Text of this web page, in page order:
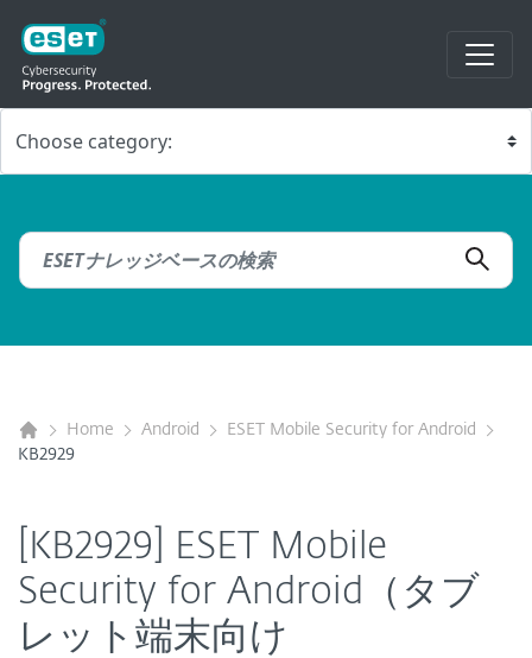
Home Android
ESET Mobile Security for Android
KB2929
[KB2929] ESET Mobile
Security for Android（タブ
レット端末向け